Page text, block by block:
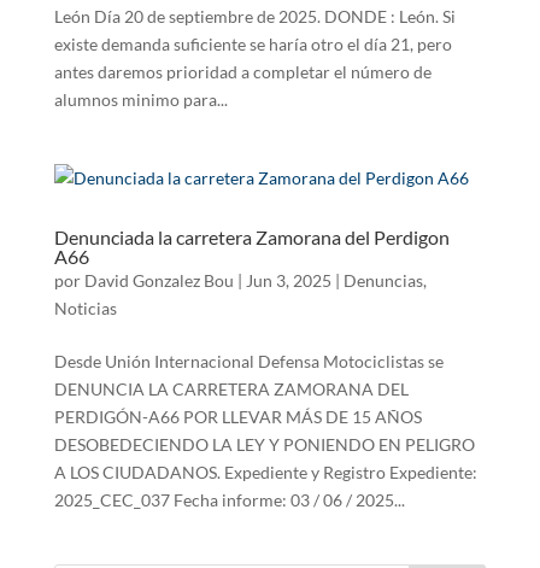
León Día 20 de septiembre de 2025. DONDE : León. Si
existe demanda suficiente se haría otro el día 21, pero
antes daremos prioridad a completar el número de
alumnos minimo para...
Denunciada la carretera Zamorana del Perdigon
A66
por David Gonzalez Bou | Jun 3, 2025 | Denuncias,
Noticias
Desde Unión Internacional Defensa Motociclistas se
DENUNCIA LA CARRETERA ZAMORANA DEL
PERDIGÓN-A66 POR LLEVAR MÁS DE 15 AÑOS
DESOBEDECIENDO LA LEY Y PONIENDO EN PELIGRO
A LOS CIUDADANOS. Expediente y Registro Expediente:
2025_CEC_037 Fecha informe: 03 / 06 / 2025...